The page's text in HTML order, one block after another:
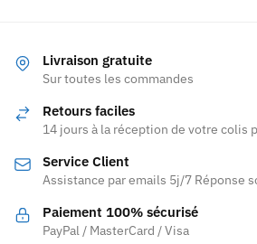
variations.
Les
peuvent
choisies
sur
la
page
Livraison gratuite
Sur toutes les commandes
Retours faciles
14 jours à la réception de votre colis
Service Client
Assistance par emails 5j/7 Réponse
Paiement 100% sécurisé
PayPal / MasterCard / Visa